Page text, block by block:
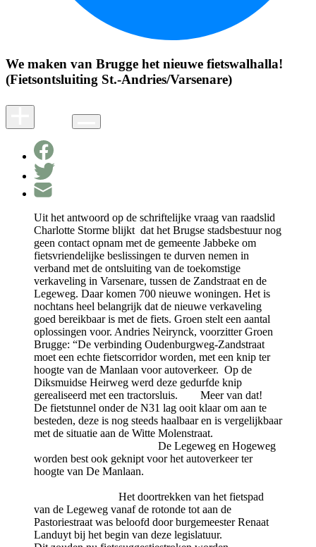
We maken van Brugge het nieuwe fietswalhalla!
(Fietsontsluiting St.-Andries/Varsenare)
Uit het antwoord op de schriftelijke vraag van raadslid
Charlotte Storme blijkt dat het Brugse stadsbestuur nog
geen contact opnam met de gemeente Jabbeke om
fietsvriendelijke beslissingen te durven nemen in
verband met de ontsluiting van de toekomstige
verkaveling in Varsenare, tussen de Zandstraat en de
Legeweg. Daar komen 700 nieuwe woningen. Het is
nochtans heel belangrijk dat de nieuwe verkaveling
goed bereikbaar is met de fiets. Groen stelt een aantal
oplossingen voor. Andries Neirynck, voorzitter Groen
Brugge: “De verbinding Oudenburgweg-Zandstraat
moet een echte fietscorridor worden, met een knip ter
hoogte van de Manlaan voor autoverkeer. Op de
Diksmuidse Heirweg werd deze gedurfde knip
gerealiseerd met een tractorsluis. Meer van dat!
De fietstunnel onder de N31 lag ooit klaar om aan te
besteden, deze is nog steeds haalbaar en is vergelijkbaar
met de situatie aan de Witte Molenstraat.
De Legeweg en Hogeweg
worden best ook geknipt voor het autoverkeer ter
hoogte van De Manlaan.
Het doortrekken van het fietspad
van de Legeweg vanaf de rotonde tot aan de
Pastoriestraat was beloofd door burgemeester Renaat
Landuyt bij het begin van deze legislatuur.